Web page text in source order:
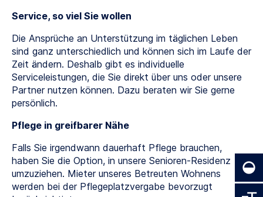
Service, so viel Sie wollen
Die Ansprüche an Unterstützung im täglichen Leben
sind ganz unterschiedlich und können sich im Laufe der
Zeit ändern. Deshalb gibt es individuelle
Serviceleistungen, die Sie direkt über uns oder unsere
Partner nutzen können. Dazu beraten wir Sie gerne
persönlich.
Pflege in greifbarer Nähe
Falls Sie irgendwann dauerhaft Pflege brauchen,
haben Sie die Option, in unsere Senioren-Residenz
umzuziehen. Mieter unseres Betreuten Wohnens
werden bei der Pflegeplatzvergabe bevorzugt